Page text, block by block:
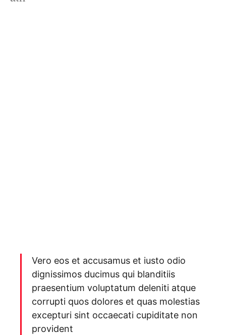
Vero eos et accusamus et iusto odio
dignissimos ducimus qui blanditiis
praesentium voluptatum deleniti atque
corrupti quos dolores et quas molestias
excepturi sint occaecati cupiditate non
provident